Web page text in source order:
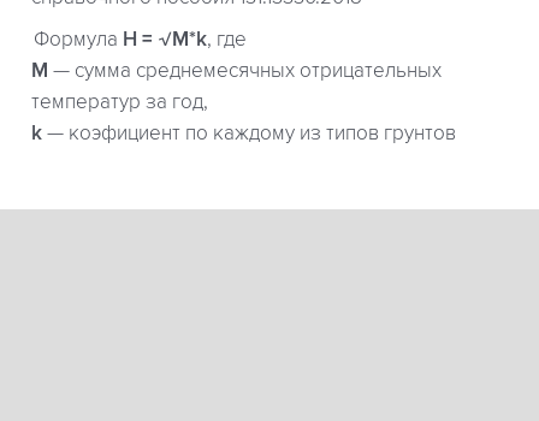
Формула H = √M*k, где
М — сумма среднемесячных отрицательных
температур за год,
k — коэфициент по каждому из типов грунтов